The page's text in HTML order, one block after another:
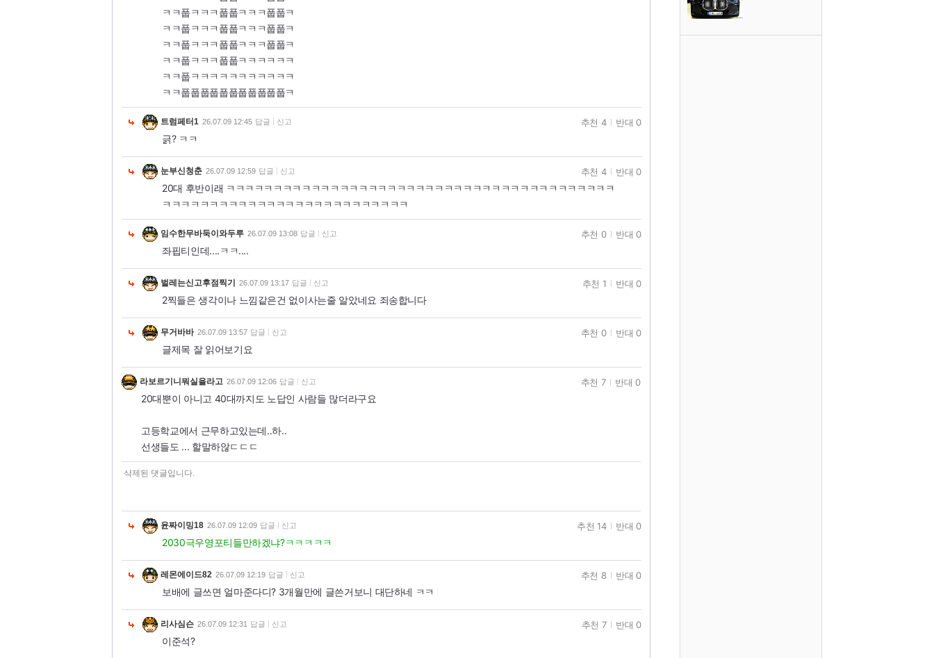
ㅋㅋ풉ㅋㅋㅋ풉풉ㅋㅋㅋ풉풉ㅋ
ㅋㅋ풉ㅋㅋㅋ풉풉ㅋㅋㅋ풉풉ㅋ
ㅋㅋ풉ㅋㅋㅋ풉풉ㅋㅋㅋ풉풉ㅋ
ㅋㅋ풉ㅋㅋㅋ풉풉ㅋㅋㅋㅋㅋㅋ
ㅋㅋ풉ㅋㅋㅋㅋㅋㅋㅋㅋㅋㅋㅋ
ㅋㅋ풉풉풉풉풉풉풉풉풉풉풉ㅋ
트럼페터1 26.07.09 12:45 답글 신고
긁? ㅋㅋ
추천 4 반대 0
눈부신청춘 26.07.09 12:59 답글 신고
20대 후반이래 ㅋㅋㅋㅋㅋㅋㅋㅋㅋㅋㅋㅋㅋㅋㅋㅋㅋㅋㅋㅋㅋㅋㅋㅋㅋㅋㅋㅋㅋㅋㅋㅋㅋㅋㅋㅋㅋㅋㅋㅋㅋ
ㅋㅋㅋㅋㅋㅋㅋㅋㅋㅋㅋㅋㅋㅋㅋㅋㅋㅋㅋㅋㅋㅋㅋㅋㅋㅋ
추천 4 반대 0
임수한무바둑이와두루 26.07.09 13:08 답글 신고
좌핍티인데....ㅋㅋ....
추천 0 반대 0
벌레는신고후점찍기 26.07.09 13:17 답글 신고
2찍들은 생각이나 느낌같은건 없이사는줄 알았네요 죄송합니다
추천 1 반대 0
무거바바 26.07.09 13:57 답글 신고
글제목 잘 읽어보기요
추천 0 반대 0
라보르기니뭐실을라고 26.07.09 12:06 답글 신고
20대뿐이 아니고 40대까지도 노답인 사람들 많더라구요
고등학교에서 근무하고있는데..하..
선생들도 ... 할말하않ㄷㄷㄷ
추천 7 반대 0
삭제된 댓글입니다.
윤짜이밍18 26.07.09 12:09 답글 신고
2030극우영포티들만하겠냐?ㅋㅋㅋㅋㅋ
추천 14 반대 0
레몬에이드82 26.07.09 12:19 답글 신고
보배에 글쓰면 얼마준다디? 3개월만에 글쓴거보니 대단하네 ㅋㅋ
추천 8 반대 0
리사심슨 26.07.09 12:31 답글 신고
이준석?
추천 7 반대 0